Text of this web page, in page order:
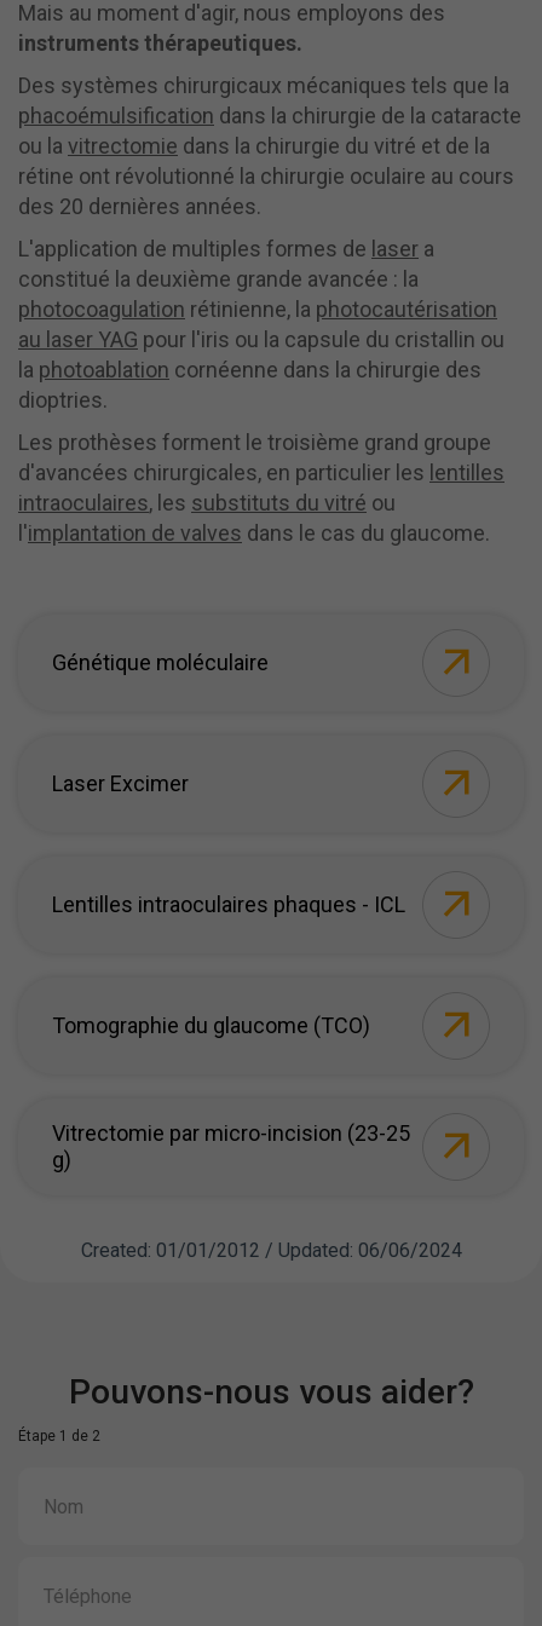
Mais au moment d'agir, nous employons des
instruments thérapeutiques.
Des systèmes chirurgicaux mécaniques tels que la
phacoémulsification dans la chirurgie de la cataracte
ou la vitrectomie dans la chirurgie du vitré et de la
rétine ont révolutionné la chirurgie oculaire au cours
des 20 dernières années.
L'application de multiples formes de laser a
constitué la deuxième grande avancée : la
photocoagulation rétinienne, la photocautérisation
au laser YAG pour l'iris ou la capsule du cristallin ou
la photoablation cornéenne dans la chirurgie des
dioptries.
Les prothèses forment le troisième grand groupe
d'avancées chirurgicales, en particulier les lentilles
intraoculaires, les substituts du vitré ou
l'implantation de valves dans le cas du glaucome.
Génétique moléculaire
Laser Excimer
Lentilles intraoculaires phaques - ICL
Tomographie du glaucome (TCO)
Vitrectomie par micro-incision (23-25
g)
Created: 01/01/2012 / Updated: 06/06/2024
Pouvons-nous vous aider?
Étape 1 de 2